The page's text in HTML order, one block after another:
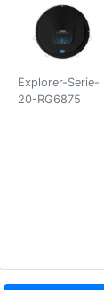
Explorer-Serie-
20-RG6875